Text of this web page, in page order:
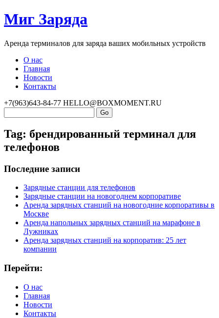
Миг Заряда
Аренда терминалов для заряда ваших мобильных устройств
О нас
Главная
Новости
Контакты
+7(963)643-84-77 HELLO@BOXMOMENT.RU
Tag: брендированный терминал для
телефонов
Последние записи
Зарядные станции для телефонов
Зарядные станции на новогоднем корпоративе
Аренда зарядных станций на новогодние корпоративы в
Москве
Аренда напольных зарядных станций на марафоне в
Лужниках
Аренда зарядных станций на корпоратив: 25 лет
компании
Перейти:
О нас
Главная
Новости
Контакты